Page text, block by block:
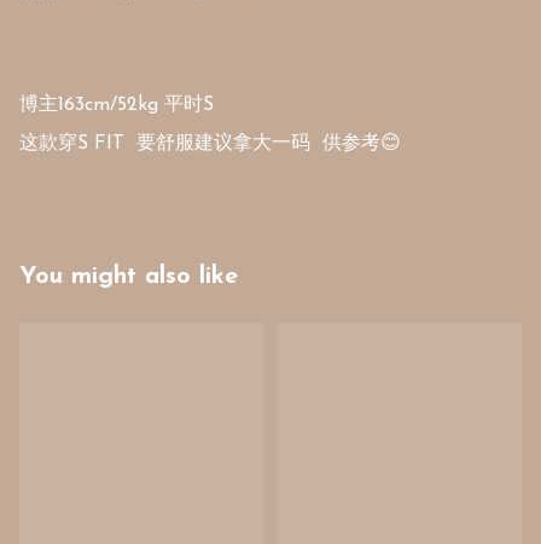
博主163cm/52kg 平时S
这款穿S FIT  要舒服建议拿大一码  供参考😊
You might also like